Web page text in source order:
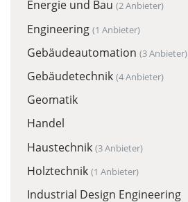
Energie und Bau (2 Anbieter)
Engineering (1 Anbieter)
Gebäudeautomation (3 Anbieter)
Gebäudetechnik (4 Anbieter)
Geomatik
Handel
Haustechnik (3 Anbieter)
Holztechnik (1 Anbieter)
Industrial Design Engineering